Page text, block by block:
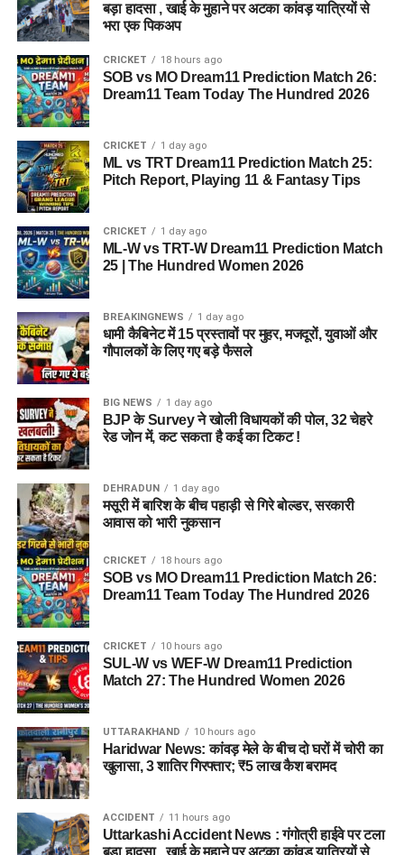
बड़ा हादसा , खाई के मुहाने पर अटका कांवड़ यात्रियों से
भरा एक पिकअप
CRICKET 18 hours ago
SOB vs MO Dream11 Prediction Match 26:
Dream11 Team Today The Hundred 2026
CRICKET 1 day ago
ML vs TRT Dream11 Prediction Match 25:
Pitch Report, Playing 11 & Fantasy Tips
CRICKET 1 day ago
ML-W vs TRT-W Dream11 Prediction Match
25 | The Hundred Women 2026
BREAKINGNEWS 1 day ago
धामी कैबिनेट में 15 प्रस्तावों पर मुहर, मजदूरों, युवाओं और
गौपालकों के लिए गए बड़े फैसले
BIG NEWS 1 day ago
BJP के Survey ने खोली विधायकों की पोल, 32 चेहरे
रेड जोन में, कट सकता है कई का टिकट !
DEHRADUN 1 day ago
मसूरी में बारिश के बीच पहाड़ी से गिरे बोल्डर, सरकारी
आवास को भारी नुकसान
CRICKET 18 hours ago
SOB vs MO Dream11 Prediction Match 26:
Dream11 Team Today The Hundred 2026
CRICKET 10 hours ago
SUL-W vs WEF-W Dream11 Prediction
Match 27: The Hundred Women 2026
UTTARAKHAND 10 hours ago
Haridwar News: कांवड़ मेले के बीच दो घरों में चोरी का
खुलासा, 3 शातिर गिरफ्तार; ₹5 लाख कैश बरामद
ACCIDENT 11 hours ago
Uttarkashi Accident News : गंगोत्री हाईवे पर टला
बड़ा हादसा , खाई के मुहाने पर अटका कांवड़ यात्रियों से